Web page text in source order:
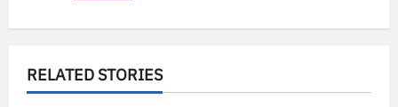
a
RELATED STORIES